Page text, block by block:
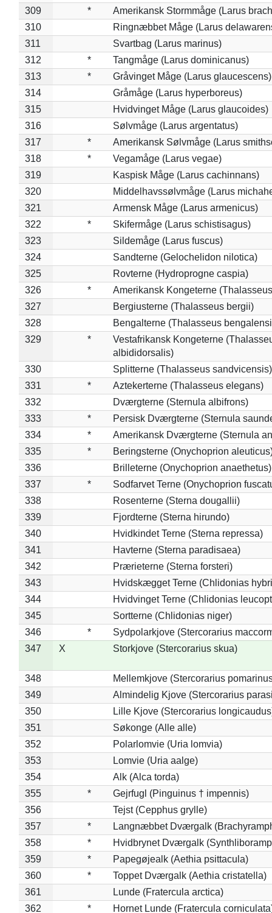
309
*
Amerikansk Stormmåge (Larus
310
Ringnæbbet Måge (Larus
311
Svartbag (Larus marinus)
312
*
Tangmåge (Larus dominicanus)
313
*
Gråvinget Måge (Larus glaucescens)
314
Gråmåge (Larus hyperboreus)
315
Hvidvinget Måge (Larus glaucoides)
316
Sølvmåge (Larus argentatus)
317
*
Amerikansk Sølvmåge (Larus
318
*
Vegamåge (Larus vegae)
319
Kaspisk Måge (Larus cachinnans)
320
Middelhavssølvmåge (Larus
321
Armensk Måge (Larus armenicus)
322
*
Skifermåge (Larus schistisagus)
323
Sildemåge (Larus fuscus)
324
Sandterne (Gelochelidon nilotica)
325
Rovterne (Hydroprogne caspia)
326
*
Amerikansk Kongeterne
327
Bergiusterne (Thalasseus bergii)
328
Bengalterne (Thalasseus
329
*
Vestafrikansk Kongeterne
albididorsalis)
330
Splitterne (Thalasseus sandvicensis)
331
*
Aztekerterne (Thalasseus elegans)
332
Dværgterne (Sternula albifrons)
333
*
Persisk Dværgterne (Sternula
334
*
Amerikansk Dværgterne (Sternula
335
*
Beringsterne (Onychoprion
336
Brilleterne (Onychoprion anaethetus)
337
*
Sodfarvet Terne (Onychoprion
338
Rosenterne (Sterna dougallii)
339
Fjordterne (Sterna hirundo)
340
Hvidkindet Terne (Sterna repressa)
341
Havterne (Sterna paradisaea)
342
Prærieterne (Sterna forsteri)
343
Hvidskægget Terne (Chlidonias
344
Hvidvinget Terne (Chlidonias
345
Sortterne (Chlidonias niger)
346
*
Sydpolarkjove (Stercorarius
347
X Storkjove (Stercorarius skua)
348
Mellemkjove (Stercorarius
349
Almindelig Kjove (Stercorarius
350
Lille Kjove (Stercorarius
351
Søkonge (Alle alle)
352
Polarlomvie (Uria lomvia)
353
Lomvie (Uria aalge)
354
Alk (Alca torda)
355
*
Gejrfugl (Pinguinus † impennis)
356
Tejst (Cepphus grylle)
357
*
Langnæbbet Dværgalk
358
*
Hvidbrynet Dværgalk
359
*
Papegøjealk (Aethia psittacula)
360
*
Toppet Dværgalk (Aethia cristatella)
361
Lunde (Fratercula arctica)
362
* Hornet Lunde (Fratercula